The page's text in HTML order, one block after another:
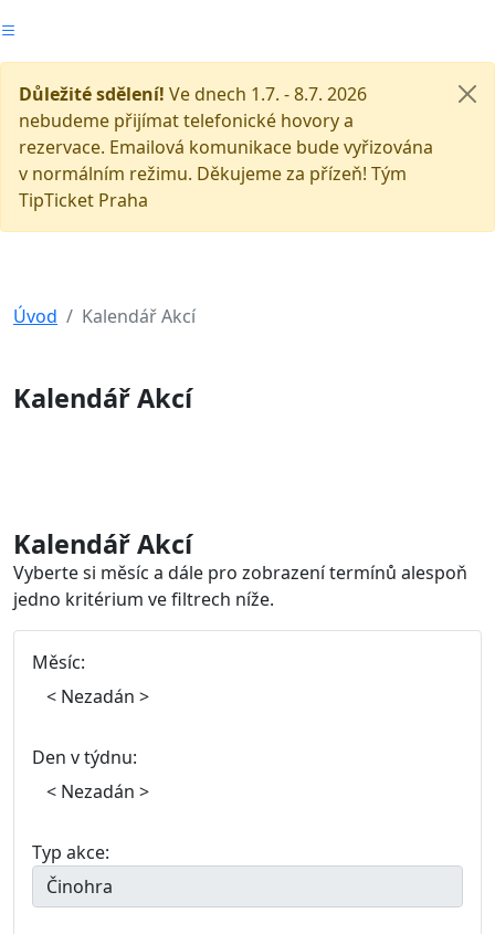
Důležité sdělení! Ve dnech 1.7. - 8.7. 2026
nebudeme přijímat telefonické hovory a
rezervace. Emailová komunikace bude vyřizována
v normálním režimu. Děkujeme za přízeň! Tým
TipTicket Praha
Úvod Kalendář Akcí
Kalendář Akcí
Kalendář Akcí
Vyberte si měsíc a dále pro zobrazení termínů alespoň
jedno kritérium ve filtrech níže.
Měsíc:
Den v týdnu:
Typ akce: